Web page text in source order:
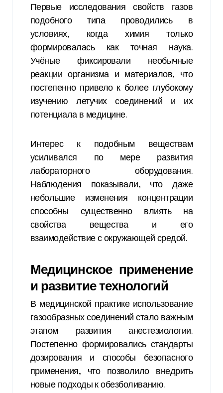
Первые исследования свойств газов
подобного типа проводились в
условиях, когда химия только
формировалась как точная наука.
Учёные фиксировали необычные
реакции организма и материалов, что
постепенно привело к более глубокому
изучению летучих соединений и их
потенциала в медицине.
Интерес к подобным веществам
усиливался по мере развития
лабораторного оборудования.
Наблюдения показывали, что даже
небольшие изменения концентрации
способны существенно влиять на
свойства вещества и его
взаимодействие с окружающей средой.
Медицинское применение
и развитие технологий
В медицинской практике использование
газообразных соединений стало важным
этапом развития анестезиологии.
Постепенно формировались стандарты
дозирования и способы безопасного
применения, что позволило внедрить
новые подходы к обезболиванию.